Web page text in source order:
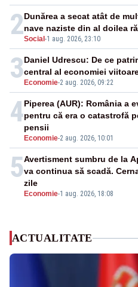
2Social -1 aug. 2026, 23:10
Dunărea a secat atât de
nave naziste din al doilea
3 Economie-2 aug. 2026, 09:22
Daniel Udrescu: De ce
central al economiei
4
Economie-2 aug. 2026, 10:01
Piperea (AUR): România a
pentru că era o catastrofă
pensii
5
Economie-1 aug. 2026, 18:08
Avertisment sumbru de la
va continua să scadă.
zile
ACTUALITATE